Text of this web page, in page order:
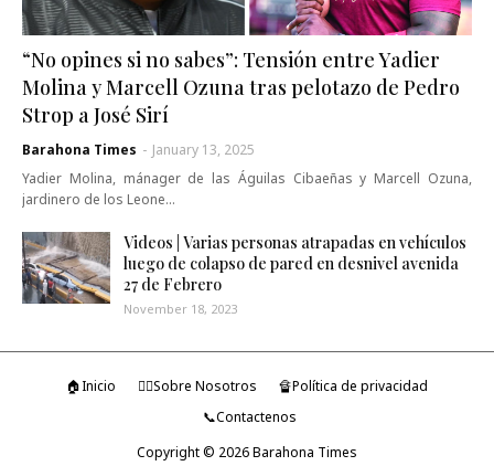
“No opines si no sabes”: Tensión entre Yadier
Molina y Marcell Ozuna tras pelotazo de Pedro
Strop a José Sirí
Barahona Times - January 13, 2025
Yadier Molina, mánager de las Águilas Cibaeñas y Marcell Ozuna,
jardinero de los Leone…
Videos | Varias personas atrapadas en vehículos
luego de colapso de pared en desnivel avenida
27 de Febrero
November 18, 2023
🏠Inicio 🤷‍♂️Sobre Nosotros
🔏Política de privacidad
📞Contactenos
Copyright © 2026Barahona Times